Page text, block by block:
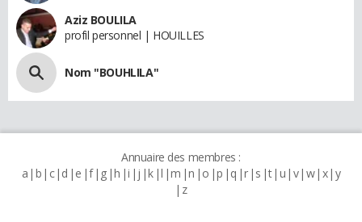
Aziz BOULILA
profil personnel | HOUILLES
Nom "BOUHLILA"
Annuaire des membres :
a b c d e f g h i j k l m n o p q r s t u v w x y
z